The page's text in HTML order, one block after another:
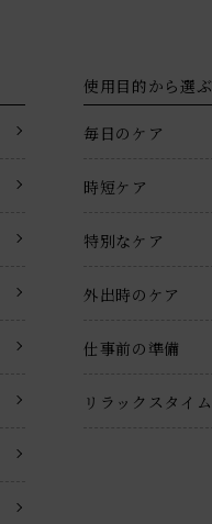
使用目的から選ぶ
毎日のケア
時短ケア
特別なケア
外出時のケア
仕事前の準備
リラックスタイム